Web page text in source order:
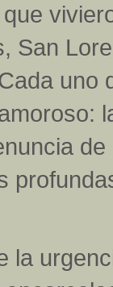
San
uno
la